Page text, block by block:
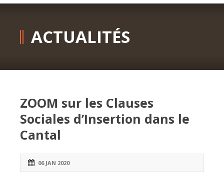
ACTUALITÉS
ZOOM sur les Clauses
Sociales d’Insertion dans le
Cantal
06 JAN 2020